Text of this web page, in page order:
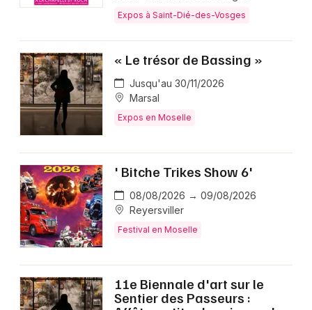
Expos à Saint-Dié-des-Vosges
« Le trésor de Bassing »
Jusqu'au 30/11/2026
Marsal
Expos en Moselle
' Bitche Trikes Show 6'
08/08/2026 → 09/08/2026
Reyersviller
Festival en Moselle
11e Biennale d'art sur le
Sentier des Passeurs :